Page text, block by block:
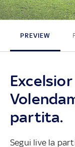
PREVIEW
partita.
Segui live la